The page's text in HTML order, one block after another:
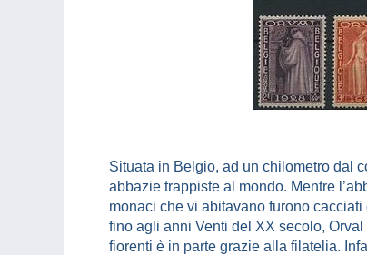
Situata in Belgio, ad un chilometro dal
abbazie trappiste al mondo. Mentre
monaci che vi abitavano furono
fino agli anni Venti del XX secolo,
fiorenti è in parte grazie alla filatelia.